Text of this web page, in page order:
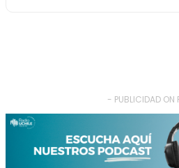
- PUBLICIDAD ON